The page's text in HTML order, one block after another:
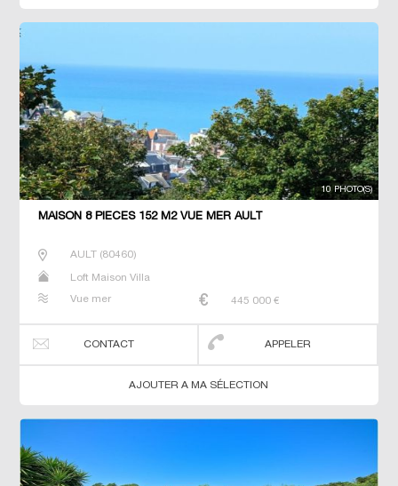
10 PHOTO(S)
MAISON 8 PIECES 152 M2 VUE MER AULT
AULT(80460)
Loft Maison Villa
Vue mer 445 000 €
CONTACT APPELER
AJOUTER A MA SÉLECTION